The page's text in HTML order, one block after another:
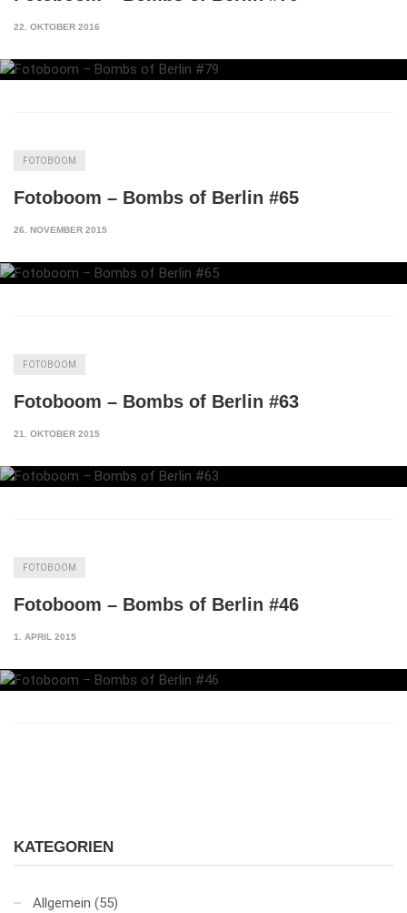
22. OKTOBER 2016
FOTOBOOM
Fotoboom – Bombs of Berlin #65
26. NOVEMBER 2015
FOTOBOOM
Fotoboom – Bombs of Berlin #63
21. OKTOBER 2015
FOTOBOOM
Fotoboom – Bombs of Berlin #46
1. APRIL 2015
KATEGORIEN
Allgemein (55)